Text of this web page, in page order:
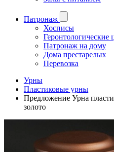
Патронаж
Хосписы
Геронтологические
Патронаж на дому
Дома престарелых
Перевозка
Урны
Пластиковые урны
Предложение Урна
золото